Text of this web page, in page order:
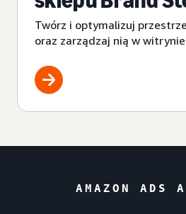
Twórz i optymalizuj
oraz zarządzaj nią w
AMAZON ADS